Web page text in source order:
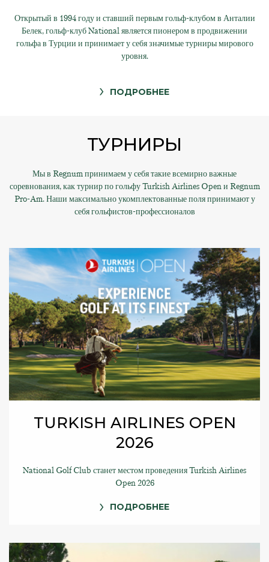
Открытый в 1994 году и ставший первым гольф-клубом в Анталии
Белек, гольф-клуб National является пионером в продвижении
гольфа в Турции и принимает у себя значимые турниры мирового
уровня.
ПОДРОБНЕЕ
ТУРНИРЫ
Мы в Regnum принимаем у себя такие всемирно важные
соревнования, как турнир по гольфу Turkish Airlines Open и Regnum
Pro-Am. Наши максимально укомплектованные поля принимают у
себя гольфистов-профессионалов
TURKISH AIRLINES OPEN
2026
National Golf Club станет местом проведения Turkish Airlines
Open 2026
ПОДРОБНЕЕ